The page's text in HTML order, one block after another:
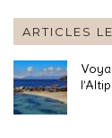
ARTICLES